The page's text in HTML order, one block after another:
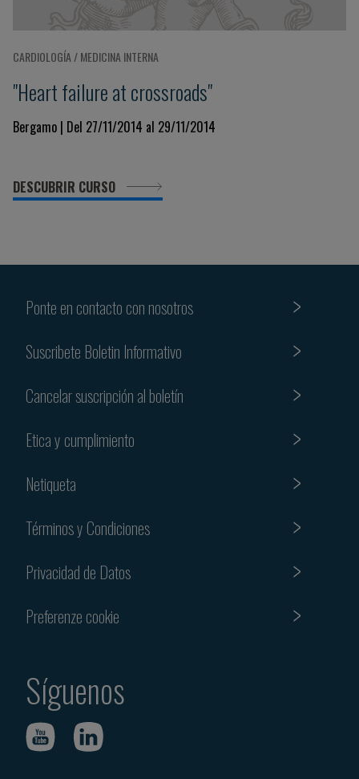
CARDIOLOGÍA / MEDICINA INTERNA
"Heart failure at crossroads"
Bergamo | Del 27/11/2014 al 29/11/2014
DESCUBRIR CURSO
Ponte en contacto con nosotros
Suscribete Boletin Informativo
Cancelar suscripción al boletín
Etica y cumplimiento
Netiqueta
Términos y Condiciones
Privacidad de Datos
Preferenze cookie
Síguenos